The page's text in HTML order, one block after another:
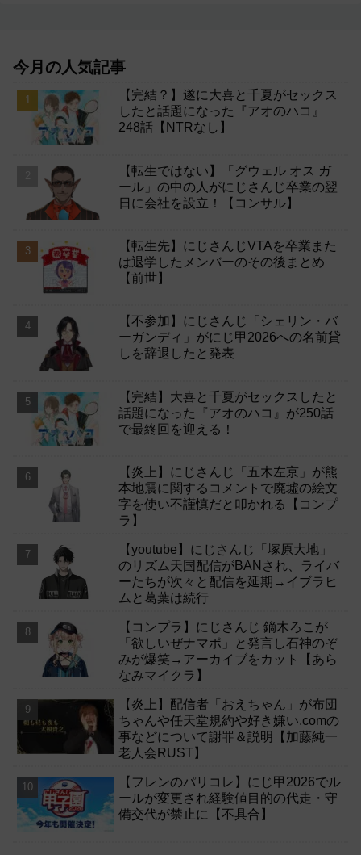
今月の人気記事
【完結？】遂に大喜と千夏がセックス
したと話題になった『アオのハコ』
248話【NTRなし】
【転生ではない】「グウェル オス ガ
ール」の中の人がにじさんじ卒業の翌
日に会社を設立！【コンサル】
【転生先】にじさんじVTAを卒業また
は退学したメンバーのその後まとめ
【前世】
【不参加】にじさんじ「シェリン・バ
ーガンディ」がにじ甲2026への名前貸
しを辞退したと発表
【完結】大喜と千夏がセックスしたと
話題になった『アオのハコ』が250話
で最終回を迎える！
【炎上】にじさんじ「五木左京」が熊
本地震に関するコメントで廃墟の絵文
字を使い不謹慎だと叩かれる【コンプ
ラ】
【youtube】にじさんじ「塚原大地」
のリズム天国配信がBANされ、ライバ
ーたちが次々と配信を延期→イブラヒ
ムと葛葉は続行
【コンプラ】にじさんじ 鏑木ろこが
「欲しいぜナマポ」と発言し石神のぞ
みが爆笑→アーカイブをカット【あら
なみマイクラ】
【炎上】配信者「おえちゃん」が布団
ちゃんや任天堂規約や好き嫌い.comの
事などについて謝罪＆説明【加藤純一
老人会RUST】
【フレンのパリコレ】にじ甲2026でル
ールが変更され経験値目的の代走・守
備交代が禁止に【不具合】